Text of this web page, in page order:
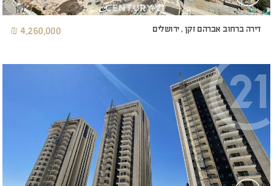
דירה ברחוב אברהם זקן , ירושלים 4,260,000 ₪